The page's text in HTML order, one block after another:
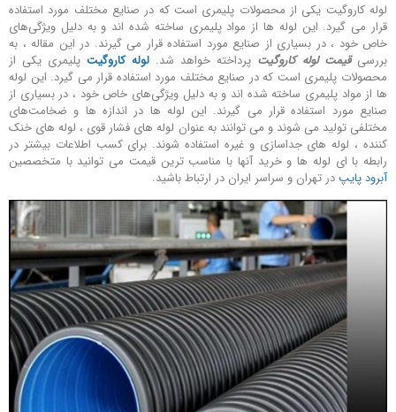
لوله کاروگیت یکی از محصولات پلیمری است که در صنایع مختلف مورد استفاده
قرار می ‌گیرد. این لوله‌ ها از مواد پلیمری ساخته شده ‌اند و به دلیل ویژگی‌های
خاص خود ، در بسیاری از صنایع مورد استفاده قرار می‌ گیرند. در این مقاله ، به
بررسیقیمت لوله کاروگیت پرداخته خواهد شد. لوله کاروگیت پلیمری یکی از
محصولات پلیمری است که در صنایع مختلف مورد استفاده قرار می ‌گیرد. این لوله‌
ها از مواد پلیمری ساخته شده‌ اند و به دلیل ویژگی‌های خاص خود ، در بسیاری از
صنایع مورد استفاده قرار می ‌گیرند. این لوله ‌ها در اندازه‌ ها و ضخامت‌های
مختلفی تولید می ‌شوند و می ‌توانند به عنوان لوله ‌های فشار قوی ، لوله ‌های خنک
کننده ، لوله ‌های جداسازی و غیره استفاده شوند. برای کسب اطلاعات بیشتر در
رابطه با ای لوله ها و خرید آنها با مناسب ترین قیمت می توانید با متخصصین
آبرود پایپدر تهران و سراسر ایران در ارتباط باشید.